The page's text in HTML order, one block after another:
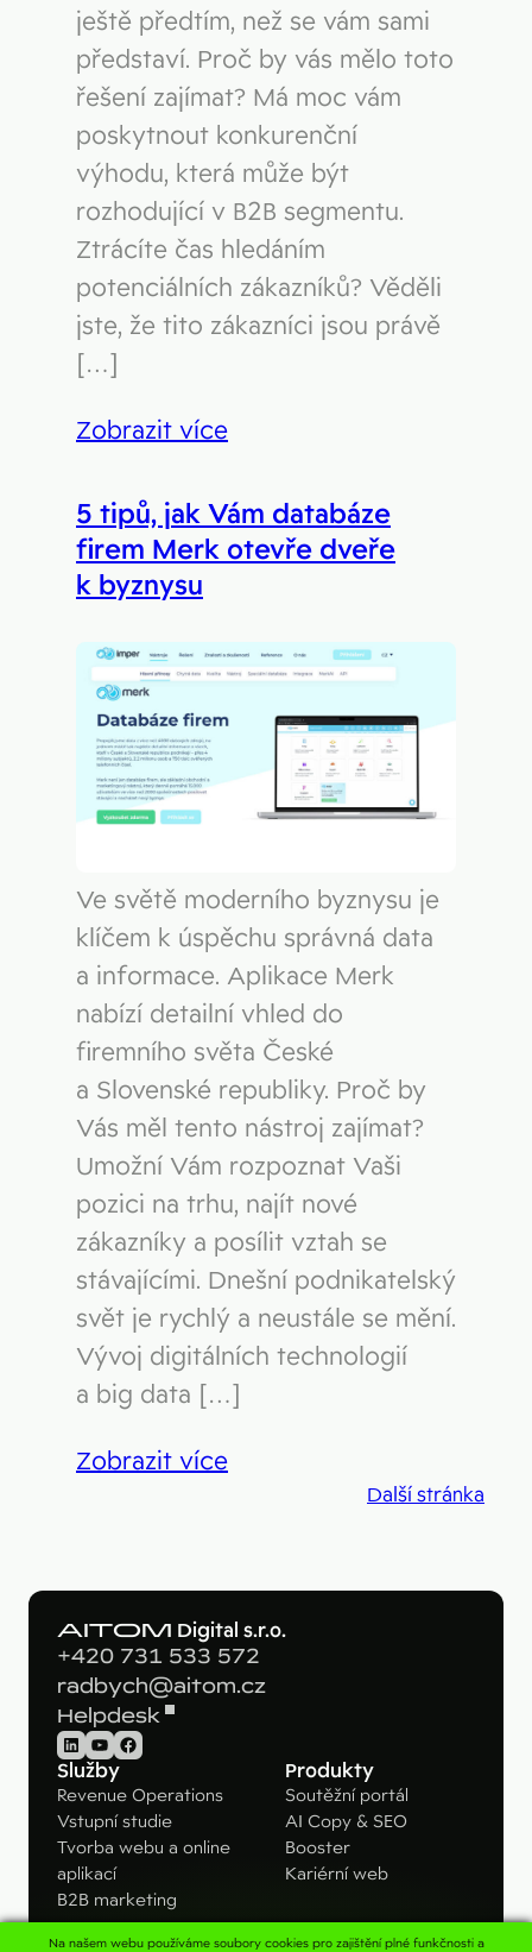
ještě předtím, než se vám sami
představí. Proč by vás mělo toto
řešení zajímat? Má moc vám
poskytnout konkurenční
výhodu, která může být
rozhodující v B2B segmentu.
Ztrácíte čas hledáním
potenciálních zákazníků? Věděli
jste, že tito zákazníci jsou právě
[…]
Zobrazit více
5 tipů, jak Vám databáze
firem Merk otevře dveře
k byznysu
Ve světě moderního byznysu je
klíčem k úspěchu správná data
a informace. Aplikace Merk
nabízí detailní vhled do
firemního světa České
a Slovenské republiky. Proč by
Vás měl tento nástroj zajímat?
Umožní Vám rozpoznat Vaši
pozici na trhu, najít nové
zákazníky a posílit vztah se
stávajícími. Dnešní podnikatelský
svět je rychlý a neustále se mění.
Vývoj digitálních technologií
a big data […]
Zobrazit více
Další stránka
AITOM Digital s.r.o.
+420 731 533 572
radbych@aitom.cz
Helpdesk
LinkedIn
YouTube
Facebook
Služby
Revenue Operations
Vstupní studie
Tvorba webu a online
aplikací
B2B marketing
Produkty
Soutěžní portál
AI Copy & SEO
Booster
Kariérní web
Na našem webu používáme soubory cookies pro zajištění plné funkčnosti a